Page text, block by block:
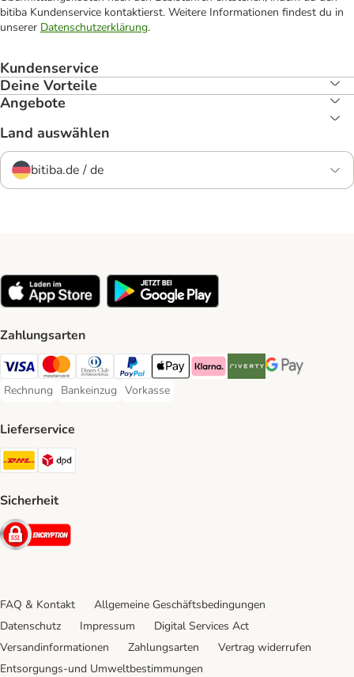
bitiba Kundenservice kontaktierst. Weitere Informationen findest du in
unserer Datenschutzerklärung.
Kundenservice
Deine Vorteile
Angebote
Land auswählen
bitiba.de / de
Zahlungsarten
Visa Payment Method
Mastercard Payment Method
Diners Club Payment Method
PayPal Payment Method
Apple Pay Payment Method
Klarna Payment Method
Riverty Payment Method
Google Pay
Rechnung
Rechnung Payment Method
Bankeinzug
Bankeinzug Payment Method
Vorkasse
Vorkasse Payment Method
Lieferservice
DHL Shipping Method
Sicherheit
Security
FAQ & Kontakt
Allgemeine Geschäftsbedingungen
Datenschutz
Impressum
Digital Services Act
Versandinformationen
Zahlungsarten
Vertrag widerrufen
Entsorgungs-und Umweltbestimmungen